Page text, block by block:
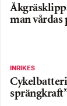
man vårdas
INRIKES